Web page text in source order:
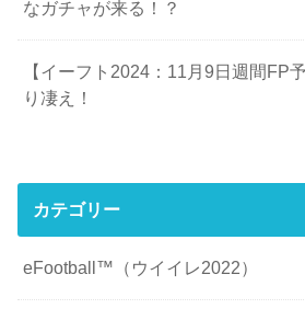
なガチャが来る！？
【イーフト2024：11月9日週間FP
り凄え！
カテゴリー
eFootball™（ウイイレ2022）